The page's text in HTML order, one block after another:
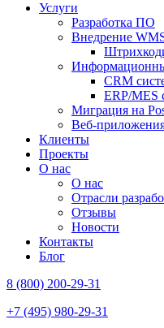
Услуги
Разработка ПО
Внедрение
CRM
ERP/MES
Миграция на
Веб-
Клиенты
Проекты
О нас
О нас
Отрасли
Отзывы
Новости
Контакты
Блог
8 (800) 200-29-31
+7 (495) 980-29-31